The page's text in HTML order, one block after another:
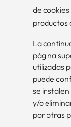
de
productos
La
página
utilizadas
puede
se
y/o
por otras